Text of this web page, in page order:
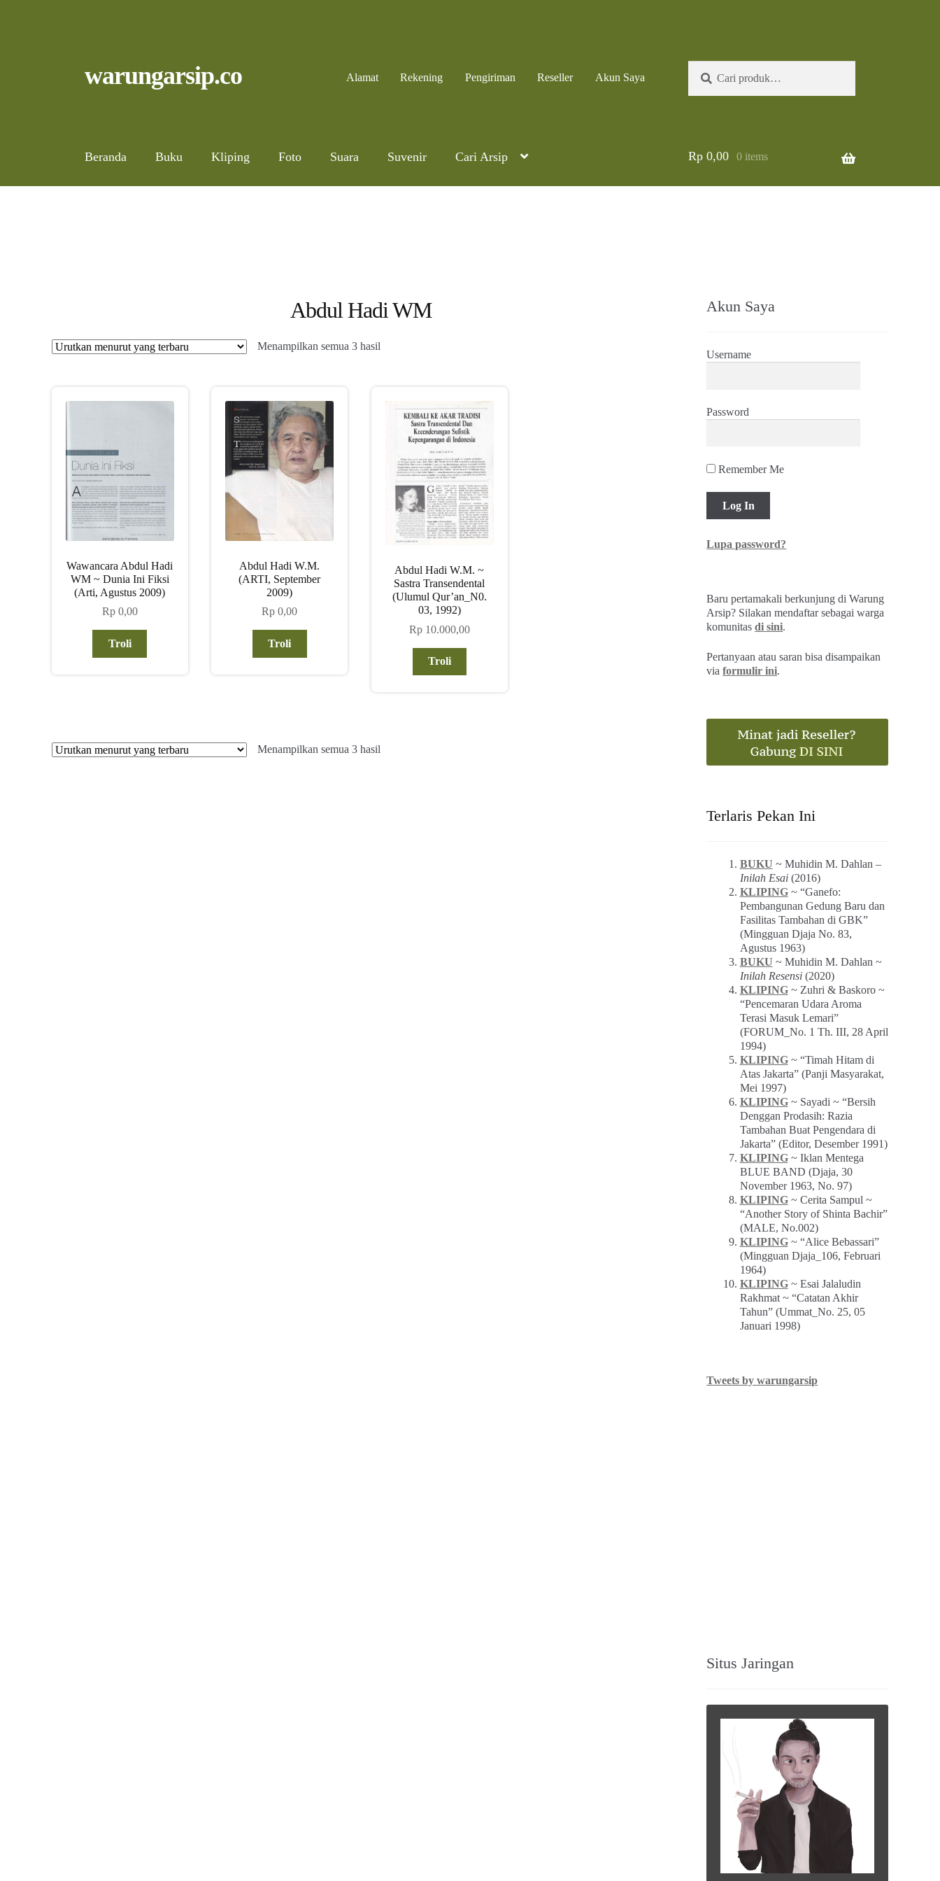
to
to
warungarsip.co Alamat Rekening Pengiriman Reseller Akun Saya
untuk:
Beranda Buku Kliping Foto Suara Suvenir Cari Arsip Rp0,00 0 items
Abdul Hadi WM
Menampilkan semua 3 hasil
Wawancara Abdul Hadi
WM ~ Dunia Ini Fiksi
(Arti, Agustus 2009)
Rp0,00
Troli
Abdul Hadi W.M.
(ARTI, September
2009)
Rp 0,00
Troli
Abdul Hadi W.M. ~
Sastra Transendental
(Ulumul Qur’an_N0.
03, 1992)
Rp10.000,00
Troli
Menampilkan semua 3 hasil
Akun Saya
Username
Password
Remember Me
Lupa password?
Baru pertamakali berkunjung di Warung
Arsip? Silakan mendaftar sebagai warga
komunitasdi sini.
Pertanyaan atau saran bisa disampaikan
viaformulir ini.
Terlaris Pekan Ini
BUKU ~ Muhidin M. Dahlan –
Inilah Esai(2016)
KLIPING~ “Ganefo:
Pembangunan Gedung Baru dan
Fasilitas Tambahan di GBK”
(Mingguan Djaja No. 83,
Agustus 1963)
BUKU ~ Muhidin M. Dahlan ~
Inilah Resensi(2020)
KLIPING~ Zuhri & Baskoro ~
“Pencemaran Udara Aroma
Terasi Masuk Lemari”
(FORUM_No. 1 Th. III, 28 April
1994)
KLIPING~ “Timah Hitam di
Atas Jakarta” (Panji Masyarakat,
Mei 1997)
KLIPING~ Sayadi ~ “Bersih
Denggan Prodasih: Razia
Tambahan Buat Pengendara di
Jakarta” (Editor, Desember 1991)
KLIPING~ Iklan Mentega
BLUE BAND (Djaja, 30
November 1963, No. 97)
KLIPING~ Cerita Sampul ~
“Another Story of Shinta Bachir”
(MALE, No.002)
KLIPING~ “Alice Bebassari”
(Mingguan Djaja_106, Februari
1964)
KLIPING~ Esai Jalaludin
Rakhmat ~ “Catatan Akhir
Tahun” (Ummat_No. 25, 05
Januari 1998)
Tweets by warungarsip
Situs Jaringan